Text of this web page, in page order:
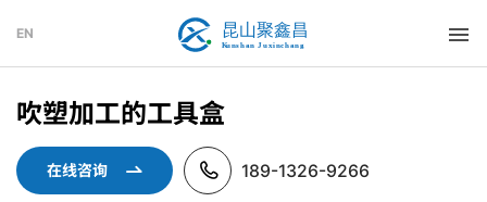
EN
吹塑加工的工具盒
在线咨询 189-1326-9266